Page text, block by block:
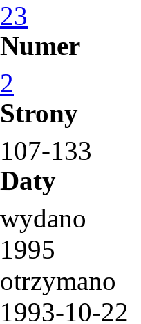
23
Numer
2
Strony
107-133
Daty
wydano
1995
otrzymano
1993-10-22